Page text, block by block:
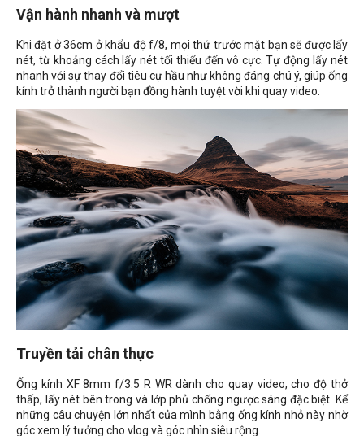
Vận hành nhanh và mượt
Khi đặt ở 36cm ở khẩu độ f/8, mọi thứ trước mặt bạn sẽ được lấy
nét, từ khoảng cách lấy nét tối thiểu đến vô cực. Tự động lấy nét
nhanh với sự thay đổi tiêu cự hầu như không đáng chú ý, giúp ống
kính trở thành người bạn đồng hành tuyệt vời khi quay video.
Truyền tải chân thực
Ống kính XF 8mm f/3.5 R WR dành cho quay video, cho độ thở
thấp, lấy nét bên trong và lớp phủ chống ngược sáng đặc biệt. Kể
những câu chuyện lớn nhất của mình bằng ống kính nhỏ này nhờ
góc xem lý tưởng cho vlog và góc nhìn siêu rộng.